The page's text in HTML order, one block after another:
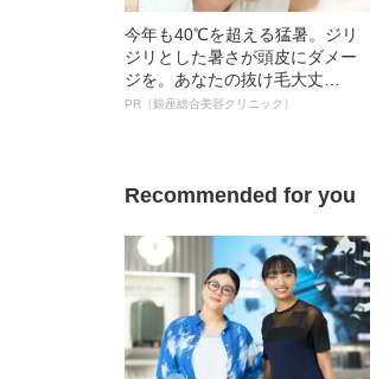
今年も40℃を超える猛暑。ジリ
ジリとした暑さが頭皮にダメー
ジを。あなたの抜け毛大丈
夫！？
PR（銀座総合美容クリニック）
Recommended for you